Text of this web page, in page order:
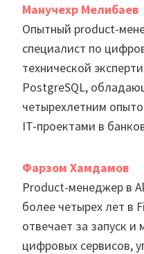
Манучехр Мелибаев
Опытный product-
специалист по
технической
PostgreSQL,
четырехлетним
IT-проектами в
Фарзом Хамдамов
Product-менеджер в
более четырех лет в
отвечает за запуск
цифровых сервисов,